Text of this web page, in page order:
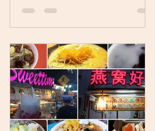
厅。像这家有机餐厅，真的就是在地推